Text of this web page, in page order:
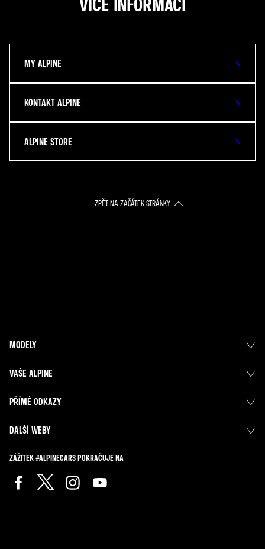
MY ALPINE
KONTAKT ALPINE
ALPINE STORE
ZPĚT NA ZAČÁTEK STRÁNKY
MODELY
VAŠE ALPINE
PŘÍMÉ ODKAZY
DALŠÍ WEBY
ZÁŽITEK #ALPINECARS POKRAČUJE NA